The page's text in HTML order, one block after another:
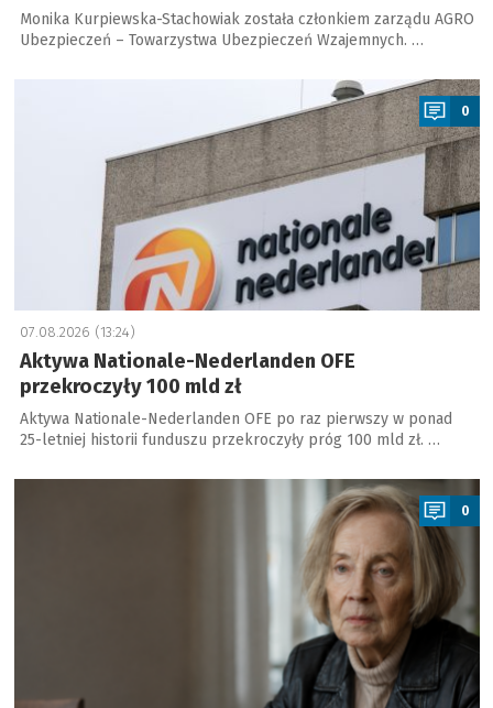
Monika Kurpiewska-Stachowiak została członkiem zarządu AGRO
Ubezpieczeń – Towarzystwa Ubezpieczeń Wzajemnych. …
0
07.08.2026 (13:24)
Aktywa Nationale-Nederlanden OFE
przekroczyły 100 mld zł
Aktywa Nationale-Nederlanden OFE po raz pierwszy w ponad
25-letniej historii funduszu przekroczyły próg 100 mld zł. …
a
0